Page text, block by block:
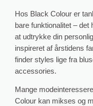
Hos Black Colour er
bare funktionalitet – det
at udtrykke din
inspireret af årstidens
finder styles lige fra
accessories.
Mange
Colour kan mikses og